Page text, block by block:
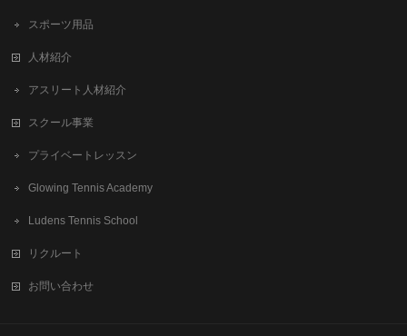
スポーツ用品
人材紹介
アスリート人材紹介
スクール事業
プライベートレッスン
Glowing Tennis Academy
Ludens Tennis School
リクルート
お問い合わせ